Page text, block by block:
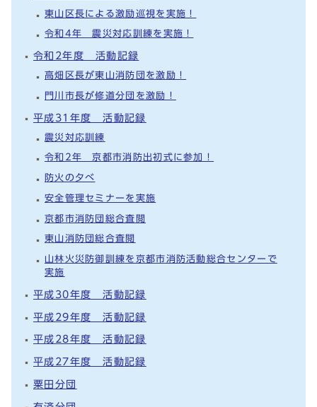
東山区長による激励巡視を実施！
令和4年 震災対応訓練を実施！
令和2年度 活動記録
高畑区長が東山消防団を激励！
門川市長が修道分団を激励！
平成31年度 活動記録
震災対応訓練
令和2年 京都市消防出初式に参加！
防火の夕べ
安全管理セミナーを実施
京都市消防団総合査閲
東山消防団総合査閲
山林火災防御訓練を京都市消防活動総合センターで
実施
平成30年度 活動記録
平成29年度 活動記録
平成28年度 活動記録
平成27年度 活動記録
粟田分団